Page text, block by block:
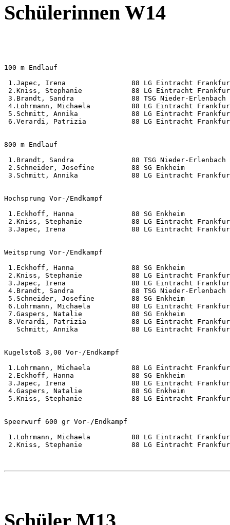
Schülerinnen W14
100 m Endlauf
1.Japec, Irena                88 LG Eintracht
2.Kniss, Stephanie            88 LG Eintracht
3.Brandt, Sandra              88 TSG Nieder-
4.Lohrmann, Michaela          88 LG Eintracht
5.Schmitt, Annika             88 LG Eintracht
6.Verardi, Patrizia           88 LG Eintracht
800 m Endlauf
1.Brandt, Sandra              88 TSG Nieder-
2.Schneider, Josefine         88 SG Enkheim
3.Schmitt, Annika             88 LG Eintracht Frankfurt
Hochsprung Vor-/Endkampf
1.Eckhoff, Hanna              88 SG Enkheim
2.Kniss, Stephanie            88 LG Eintracht
3.Japec, Irena                88 LG Eintracht
Weitsprung Vor-/Endkampf
1.Eckhoff, Hanna              88 SG
2.Kniss, Stephanie            88 LG Eintracht
3.Japec, Irena                88 LG Eintracht
4.Brandt, Sandra              88 TSG Nieder-
5.Schneider, Josefine         88 SG
6.Lohrmann, Michaela          88 LG Eintracht
7.Gaspers, Natalie            88 SG
8.Verardi, Patrizia           88 LG Eintracht
Schmitt, Annika             88 LG Eintracht
Kugelstoß 3,00 Vor-/Endkampf
1.Lohrmann, Michaela          88 LG Eintracht
2.Eckhoff, Hanna              88 SG Enkheim
3.Japec, Irena                88 LG Eintracht
4.Gaspers, Natalie            88 SG Enkheim
5.Kniss, Stephanie            88 LG Eintracht
Speerwurf 600 gr Vor-/Endkampf
1.Lohrmann, Michaela          88 LG Eintracht
2.Kniss, Stephanie            88 LG Eintracht